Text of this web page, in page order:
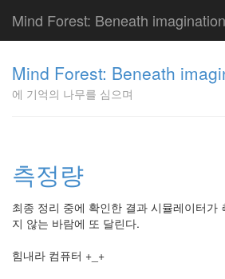
Mind Forest: Beneath
Mind Forest: Beneath
에 기억의 나무를 심으며
측정량
최종 정리 중에 확인한 결과 시뮬레이터가
지 않는 바람에 또 달린다.
힘내라 컴퓨터 +_+
이
의
글
플
러
스
상